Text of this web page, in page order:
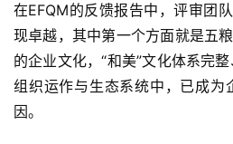
在EFQM的反馈报告中，评审团
现卓越，其中第一个方面就是五
的企业文化，“和美”文化体系完
组织运作与生态系统中，已成为
因。